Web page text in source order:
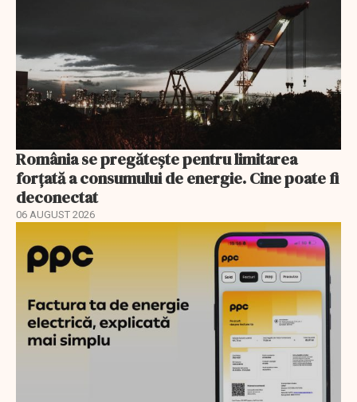
România se pregătește pentru limitarea
forțată a consumului de energie. Cine poate fi
deconectat
06 AUGUST 2026